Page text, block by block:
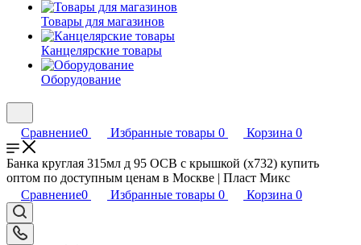
Товары для магазинов
Канцелярские товары
Оборудование
Сравнение0 Избранные товары 0 Корзина 0
Банка круглая 315мл д 95 ОСВ с крышкой (х732) купить
оптом по доступным ценам в Москве | Пласт Микс
Сравнение0 Избранные товары 0 Корзина 0